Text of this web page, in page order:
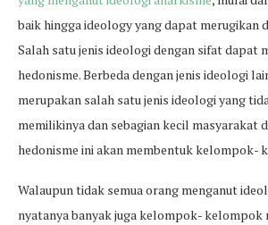
baik hingga ideology yang dapat merugikan
Salah satu jenis ideologi dengan sifat dapat
hedonisme. Berbeda dengan jenis ideologi
merupakan salah satu jenis ideologi yang
memilikinya dan sebagian kecil masyarakat
hedonisme ini akan membentuk kelompok-
Walaupun tidak semua orang menganut
nyatanya banyak juga kelompok- kelompok